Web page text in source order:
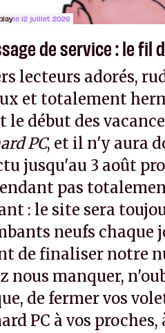
le 12 juillet 2026
de service : le fil
lecteurs adorés,
et totalement
le début des
PC, et il n'y aura
jusqu'au 3 août
pas
: le site sera
neufs chaque
de finaliser notre
nous manquer,
de fermer vos
PC à vos